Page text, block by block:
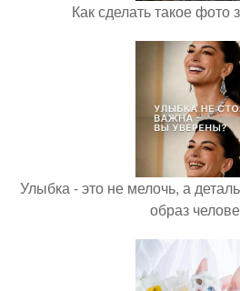
Как сделать такое фото
Улыбка - это не мелочь, а
образ